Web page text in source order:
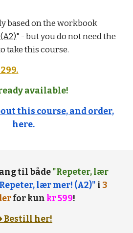
based on the workbook
" - but you do not need the
take this course.
99.
available!
this course, and order,
here.
til både"Repeter, lær
lær mer! (A2)" i3
for kun kr 599!
Bestill her!